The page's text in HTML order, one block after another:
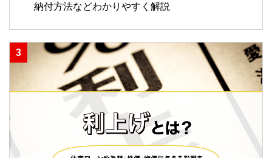
納付方法などわかりやすく解説